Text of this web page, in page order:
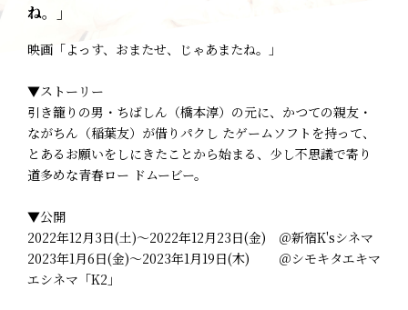
ね。」
映画「よっす、おまたせ、じゃあまたね。」
▼ストーリー
引き籠りの男・ちばしん（橋本淳）の元に、かつての親友・
ながちん（稲葉友）が借りパクし たゲームソフトを持って、
とあるお願いをしにきたことから始まる、少し不思議で寄り
道多めな青春ロー ドムービー。
▼公開
2022年12月3日(土)～2022年12月23日(金) ＠新宿K'sシネマ
2023年1月6日(金)～2023年1月19日(木) ＠シモキタエキマ
エシネマ「K2」